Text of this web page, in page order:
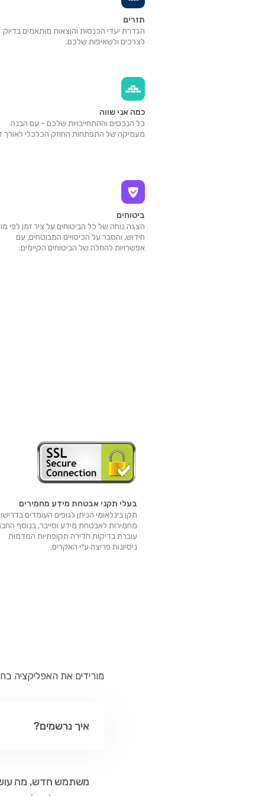
תזרים
הגדרת יעדי הכנסות והוצאות מותאמים בדיוק
לצרכים ולשאיפות שלכם.
כמה אני שווה
כל הנכסים וההתחייבויות שלכם - עם הבנה
מעמיקה של התפתחות החוזק הכלכלי לאורך
ביטוחים
הצגה נוחה של כל הביטוחים על ציר זמן לפי
חידוש, והסבר על הכיסויים המבוטחים, עם
אפשרויות להוזלה של הביטוחים הקיימים.
בעלי תקני אבטחת מידע מחמירים
תקן בינלאומי הניתן לגופים העומדים
מחמירות לאבטחת מידע וסייבר, בנוסף
עוברת בדיקות חדירה תקופתיות המדמות
ניסיונות פריצה ע״י האקרים.
מורידים את האפליקציה
איך נרשמים?
משתמש חדש, מה